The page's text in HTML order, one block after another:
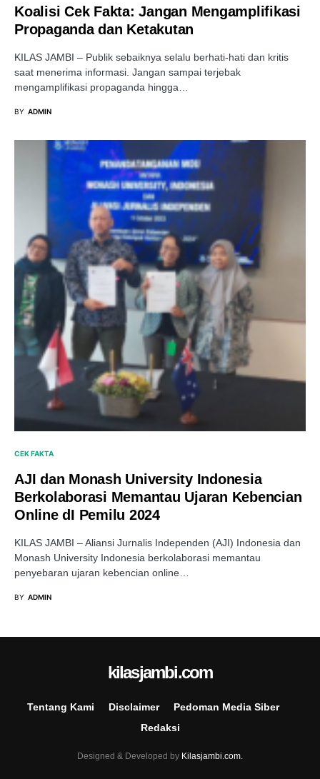
Koalisi Cek Fakta: Jangan Mengamplifikasi
Propaganda dan Ketakutan
KILAS JAMBI – Publik sebaiknya selalu berhati-hati dan kritis
saat menerima informasi. Jangan sampai terjebak
mengamplifikasi propaganda hingga…
BY ADMIN
CEK FAKTA
AJI dan Monash University Indonesia
Berkolaborasi Memantau Ujaran Kebencian
Online dI Pemilu 2024
KILAS JAMBI – Aliansi Jurnalis Independen (AJI) Indonesia dan
Monash University Indonesia berkolaborasi memantau
penyebaran ujaran kebencian online…
BY ADMIN
kilasjambi.com
Tentang Kami Disclaimer
Pedoman Media Siber
Redaksi
Designed & Developed by Kilasjambi.com.